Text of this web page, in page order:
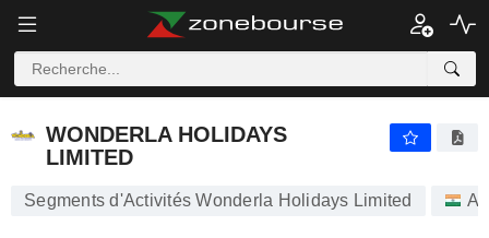
WONDERLA HOLIDAYS
LIMITED
Segments d'Activités Wonderla Holidays Limited